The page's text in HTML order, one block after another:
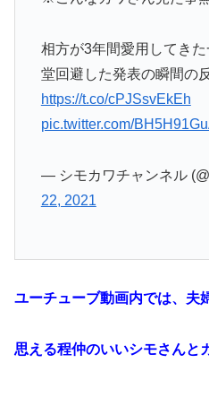
相方が3年間愛用してき
堂回避した発表の瞬間の
https://t.co/cPJSsvEkEh
pic.twitter.com/
— シモカワチャンネル
22, 2021
ユーチューブ動画内では、夫
思える程仲のいいシモさんと